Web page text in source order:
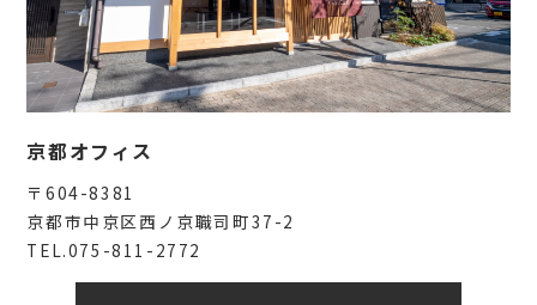
京都オフィス
〒604-8381
京都市中京区西ノ京職司町37-2
TEL.075-811-2772